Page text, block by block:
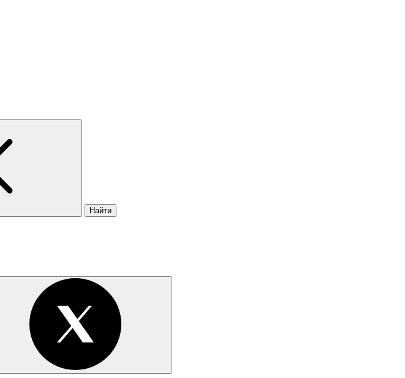
Найти